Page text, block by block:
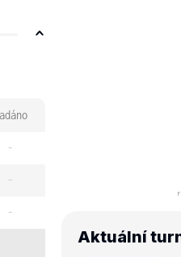
-
-
-
Aktuální